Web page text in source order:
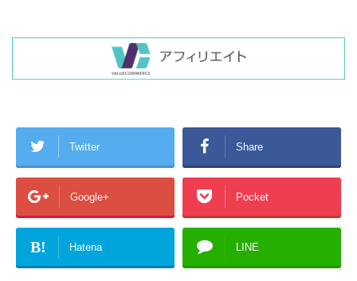
Twitter Share
Google+ Pocket
B! Hatena LINE